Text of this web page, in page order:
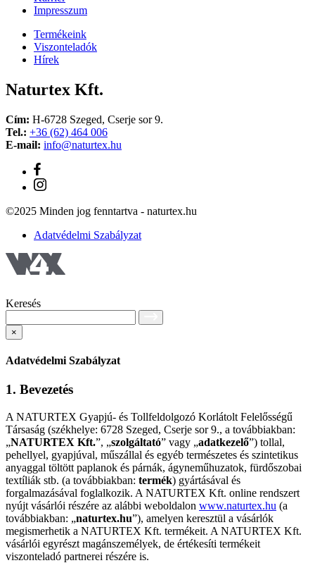
Impresszum
Termékeink
Viszonteladók
Hírek
Naturtex Kft.
Cím: H-6728 Szeged, Cserje sor 9.
Tel.: +36 (62) 464 006
E-mail: info@naturtex.hu
©2025 Minden jog fenntartva - naturtex.hu
Adatvédelmi Szabályzat
Keresés
×
Adatvédelmi Szabályzat
1. Bevezetés
A NATURTEX Gyapjú- és Tollfeldolgozó Korlátolt Felelősségű
Társaság (székhelye: 6728 Szeged, Cserje sor 9., a továbbiakban:
„NATURTEX Kft.”, „szolgáltató” vagy „adatkezelő”) tollal,
pehellyel, gyapjúval, műszállal és egyéb természetes és szintetikus
anyaggal töltött paplanok és párnák, ágyneműhuzatok, fürdőszobai
textíliák stb. (a továbbiakban: termék) gyártásával és
forgalmazásával foglalkozik. A NATURTEX Kft. online rendszert
nyújt vásárlói részére az alábbi weboldalon www.naturtex.hu (a
továbbiakban: „naturtex.hu”), amelyen keresztül a vásárlók
megismerhetik a NATURTEX Kft. termékeit. A NATURTEX Kft.
vásárlói egyrészt magánszemélyek, de értékesíti termékeit
viszonteladó partnerei részére is.